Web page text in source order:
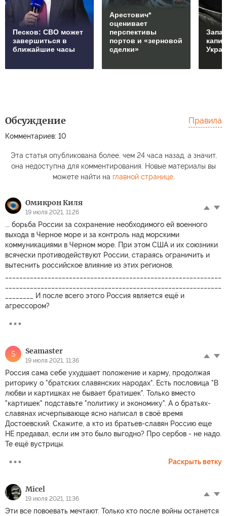
Песков: СВО может
завершиться в
ближайшие часы
Арестович*
оценивает
перспективы
портов и «зерновой
сделки»
Обсуждение
Комментариев: 10
Правила
Эта статья опубликована более, чем 24 часа назад, а значит,
она недоступна для комментирования. Новые материалы вы
можете найти на главной странице.
Омикрон Киля
19 июля 2021, 11:26
... борьба России за сохранение необходимого ей военного
выхода в Черное море и за контроль над морскими
коммуникациями в Черном море. При этом США и их союзники
всячески противодействуют России, стараясь ограничить и
вытеснить российское влияние из этих регионов.
________ И после всего этого Россия является ещё и
агрессором?
S Seamaster
19 июля 2021, 11:36
Россия сама себе ухудшает положение и карму, продолжая
риторику о "братских славянских народах". Есть пословица "В
любви и картишках не бывает братишек". Только вместо
"картишек" подставьте "политику и экономику". А о братьях-
славянах исчерпывающе ясно написал в своё время
Достоевский. Скажите, а кто из братьев-славян Россию еще
НЕ предавал, если им это было выгодно? Про сербов - не надо.
Те ещё вустрицы.
Раскрыть ветку
Micel
19 июля 2021, 11:36
Эти все повоевать мечтают. Только кто после войны останется